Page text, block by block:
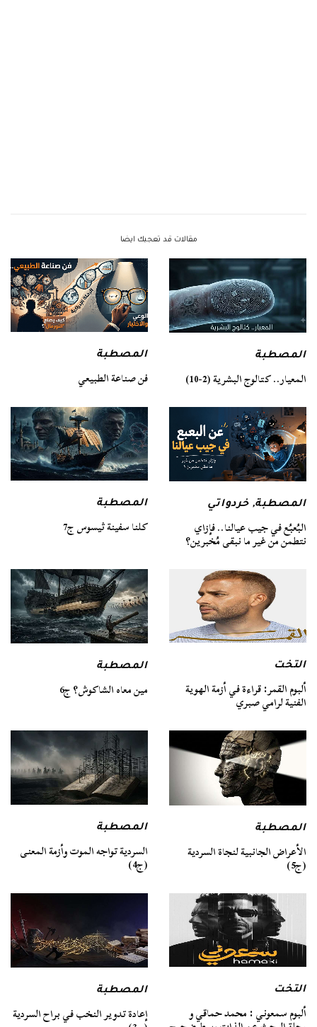
مقالات قد تعجبك ايضا
المصطبة
المعيار.. كتالوج البشرية (2-10)
المصطبة
فن صناعة الطبيعي
المصطبة,خردواتي
البُعبُع في جيب عيالنا.. فإزاي
نتطمن من غير ما نبقى مُخبرين؟
المصطبة
كلنا سفينة ثيسوس ج7
التخت
ألبوم القمر: قراءة في أزمة الهوية
الفنية لرامي صبري
المصطبة
مين معاه الشاكوش؟ ج6
المصطبة
الأعراض الجانبية لنجاة السردية
(ج5)
المصطبة
السردية تواجه الموت وأزمة المعنى
(ج4)
التخت
ألبوم سمعوني : محمد حماقي و
المصطبة
إعادة تدوير النخب في براح السردية